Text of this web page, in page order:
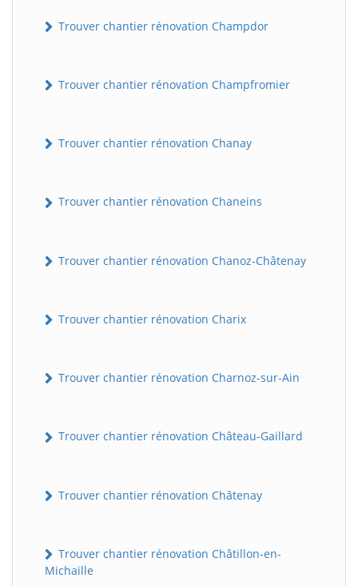
Trouver chantier rénovation Champdor
Trouver chantier rénovation Champfromier
Trouver chantier rénovation Chanay
Trouver chantier rénovation Chaneins
Trouver chantier rénovation Chanoz-Châtenay
Trouver chantier rénovation Charix
Trouver chantier rénovation Charnoz-sur-Ain
Trouver chantier rénovation Château-Gaillard
Trouver chantier rénovation Châtenay
Trouver chantier rénovation Châtillon-en-
Michaille